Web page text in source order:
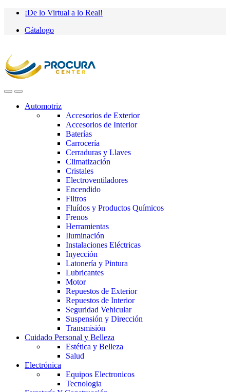
Saltar
navegación
saltar
contenido
¡De lo Virtual a lo Real!
Cátalogo
Automotriz
Accesorios de Exterior
Accesorios de Interior
Baterías
Carrocería
Cerraduras y Llaves
Climatización
Cristales
Electroventiladores
Encendido
Filtros
Fluídos y Productos Químicos
Frenos
Herramientas
Iluminación
Instalaciones Eléctricas
Inyección
Latonería y Pintura
Lubricantes
Motor
Repuestos de Exterior
Repuestos de Interior
Seguridad Vehicular
Suspensión y Dirección
Transmisión
Cuidado Personal y Belleza
Estética y Belleza
Salud
Electrónica
Equipos Electronicos
Tecnologia